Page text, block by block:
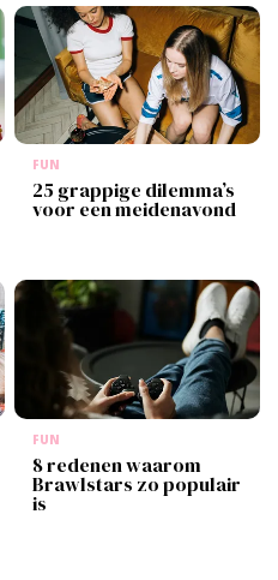
FUN
25 grappige dilemma’s
voor een meidenavond
FUN
8 redenen waarom
Brawlstars zo populair
is